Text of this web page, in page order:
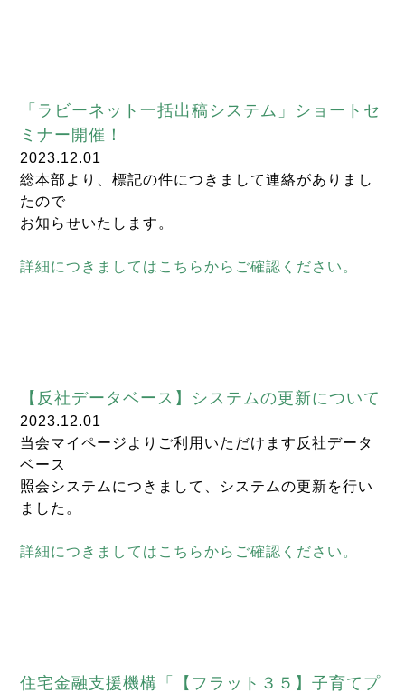
「ラビーネット一括出稿システム」ショートセ
ミナー開催！
2023.12.01
総本部より、標記の件につきまして連絡がありまし
たので
お知らせいたします。
詳細につきましてはこちらからご確認ください。
【反社データベース】システムの更新について
2023.12.01
当会マイページよりご利用いただけます反社データ
ベース
照会システムにつきまして、システムの更新を行い
ました。
詳細につきましてはこちらからご確認ください。
住宅金融支援機構「【フラット３５】子育てプ